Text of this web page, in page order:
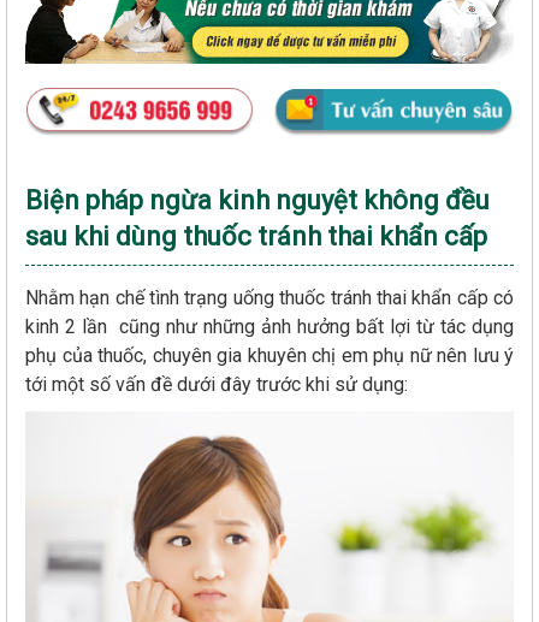
Biện pháp ngừa kinh nguyệt không đều
sau khi dùng thuốc tránh thai khẩn cấp
Nhằm hạn chế tình trạng uống thuốc tránh thai khẩn cấp có
kinh 2 lần cũng như những ảnh hưởng bất lợi từ tác dụng
phụ của thuốc, chuyên gia khuyên chị em phụ nữ nên lưu ý
tới một số vấn đề dưới đây trước khi sử dụng: